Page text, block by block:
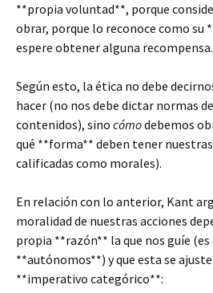
**propia voluntad**, porque
obrar, porque lo reconoce como su
espere obtener alguna recompensa.
Según esto, la ética no debe
hacer (no nos debe dictar normas
contenidos), sino cómodebemos
qué **forma** deben tener
calificadas como morales).
En relación con lo anterior, Kant
moralidad de nuestras acciones
propia **razón** la que nos guíe (es
**autónomos**) y que esta se
**imperativo categórico**: